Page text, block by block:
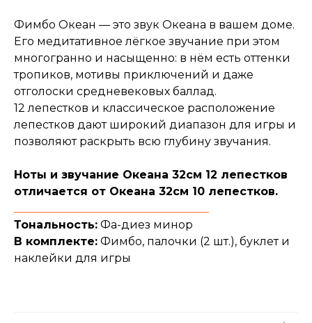
Фимбо Океан — это звук Океана в вашем доме.
Его медитативное лёгкое звучание при этом
многогранно и насыщенно: в нём есть оттенки
тропиков, мотивы приключений и даже
отголоски средневековых баллад.
12 лепестков и классическое расположение
лепестков дают широкий диапазон для игры и
позволяют раскрыть всю глубину звучания.
Ноты и звучание Океана 32см 12 лепестков
отличается от Океана 32см 10 лепестков.
Тональность: Фа-диез минор
В комплекте: Фимбо, палочки (2 шт.), буклет и
наклейки для игры